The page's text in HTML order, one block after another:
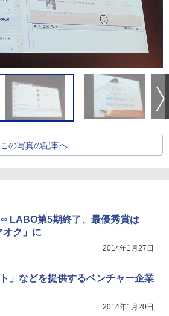
この写真の記事へ
LABO第5期終了、最優秀賞は
オク」に
2014年1月27日
」などを提供するベンチャー企業
2014年1月20日